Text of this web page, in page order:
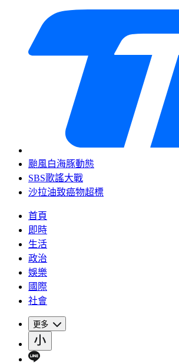
颱風白海豚動態
SBS歌謠大戰
沙拉油致癌物超標
首頁
即時
生活
政治
娛樂
國際
社會
更多